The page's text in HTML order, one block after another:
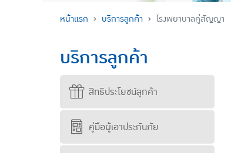
หน้าแรก บริการลูกค้า โรงพยาบาลคู่สัญญา
บริการลูกค้า
สิทธิประโยชน์ลูกค้า
คู่มือผู้เอาประกันภัย